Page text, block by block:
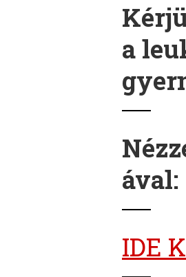
a
ával:
IDE